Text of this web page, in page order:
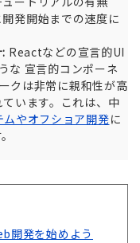
発開始までの速度に
Reactなどの宣言的UI
な 宣言的コンポーネ
クは非常に親和性が高
います。これは、中
やオフショア開発に
開発を始めよう